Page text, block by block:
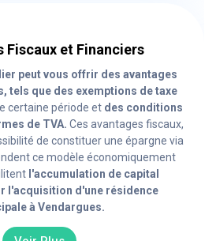
Fiscaux et Financiers
peut vous offrir des avantages
tels que des exemptions de taxe
certaine période et des conditions
de TVA. Ces avantages fiscaux,
de constituer une épargne via
ce modèle économiquement
l'accumulation de capital
l'acquisition d'une résidence
à Vendargues.